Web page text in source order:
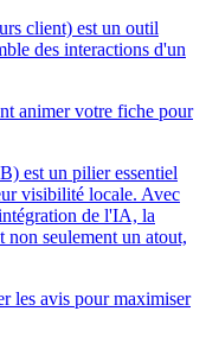
client) est un outil
des interactions d'un
animer votre fiche pour
est un pilier essentiel
visibilité locale. Avec
de l'IA, la
seulement un atout,
les avis pour maximiser